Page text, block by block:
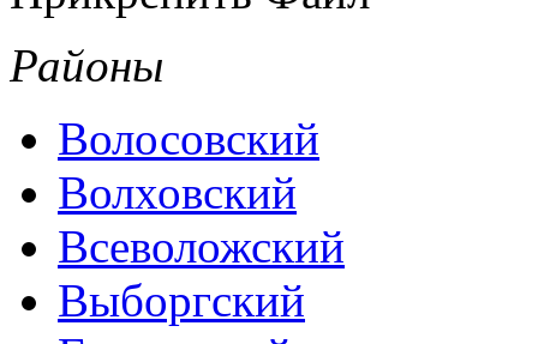
Районы
Волосовский
Волховский
Всеволожский
Выборгский